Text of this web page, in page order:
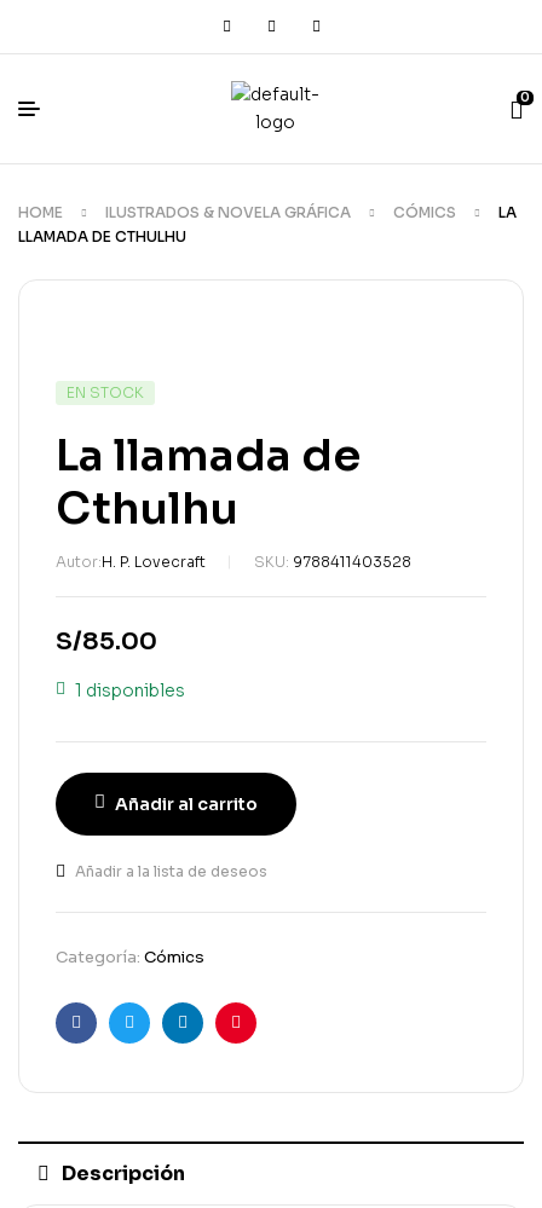
0
HOME ILUSTRADOS & NOVELA GRÁFICA CÓMICS
LA
LLAMADA DE CTHULHU
EN STOCK
La llamada de
Cthulhu
Autor:H. P. Lovecraft SKU: 9788411403528
S/85.00
1 disponibles
Añadir al carrito
Añadir a la lista de deseos
Categoría: Cómics
FacebookGorjeoLinkedInPinterest
Descripción